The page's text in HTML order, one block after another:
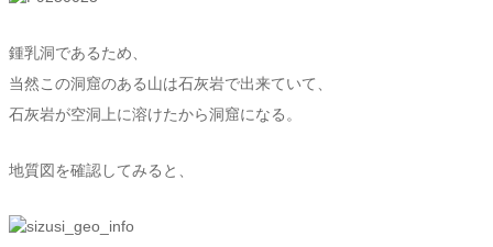
鍾乳洞であるため、
当然この洞窟のある山は石灰岩で出来ていて、
石灰岩が空洞上に溶けたから洞窟になる。
地質図を確認してみると、